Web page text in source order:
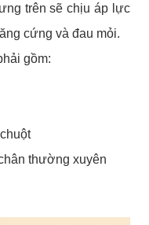
trên sẽ chịu áp lực
cứng và đau mỏi.
gồm:
thường xuyên